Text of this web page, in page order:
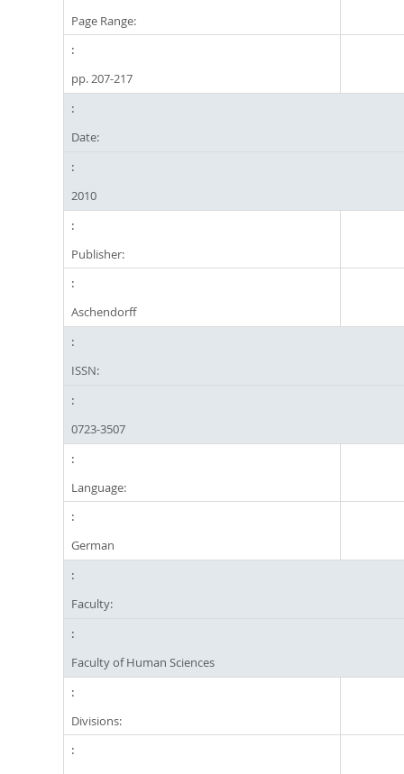
Page Range:
pp. 207-217
Date:
2010
Publisher:
Aschendorff
ISSN:
0723-3507
Language:
German
Faculty:
Faculty of Human Sciences
Divisions: